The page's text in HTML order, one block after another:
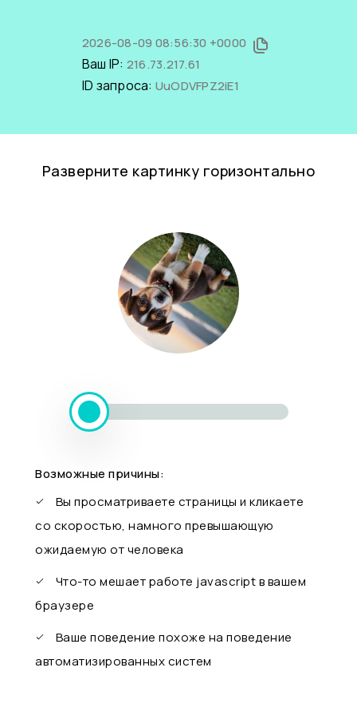
2026-08-09 08:56:30 +0000
Ваш IP: 216.73.217.61
ID запроса: UuODVFPZ2iE1
Разверните картинку горизонтально
Возможные причины:
Вы просматриваете страницы и кликаете
со скоростью, намного превышающую
ожидаемую от человека
Что-то мешает работе javascript в вашем
браузере
Ваше поведение похоже на поведение
автоматизированных систем